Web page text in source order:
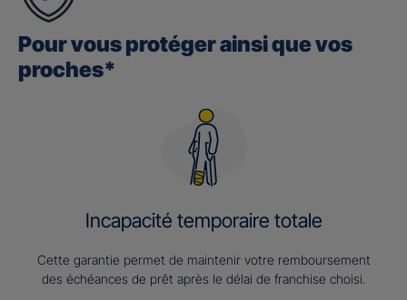
Pour vous protéger ainsi que vos
proches*
Incapacité temporaire totale
Cette garantie permet de maintenir votre remboursement
des échéances de prêt après le délai de franchise choisi.